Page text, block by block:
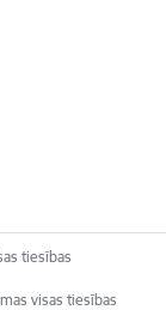
tiesības
visas tiesības